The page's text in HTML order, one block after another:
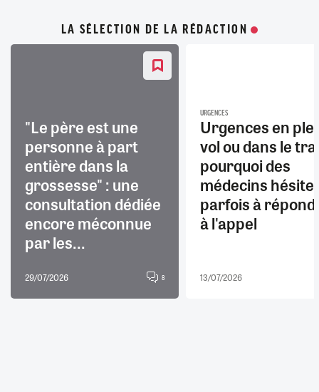
LA SÉLECTION DE LA RÉDACTION
"Le père est une
personne à part
entière dans la
grossesse" : une
consultation dédiée
encore méconnue
par les...
29/07/2026 8
URGENCES
Urgences en
vol ou dans le
pourquoi des
médecins
parfois à
à l'appel
13/07/2026